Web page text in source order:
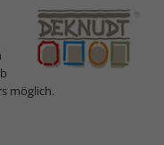
möglich.